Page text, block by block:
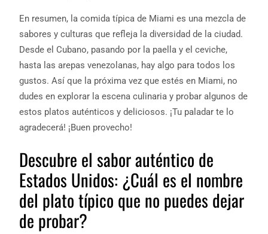
En resumen, la comida típica de Miami es una mezcla de
sabores y culturas que refleja la diversidad de la ciudad.
Desde el Cubano, pasando por la paella y el ceviche,
hasta las arepas venezolanas, hay algo para todos los
gustos. Así que la próxima vez que estés en Miami, no
dudes en explorar la escena culinaria y probar algunos de
estos platos auténticos y deliciosos. ¡Tu paladar te lo
agradecerá! ¡Buen provecho!
Descubre el sabor auténtico de
Estados Unidos: ¿Cuál es el nombre
del plato típico que no puedes dejar
de probar?